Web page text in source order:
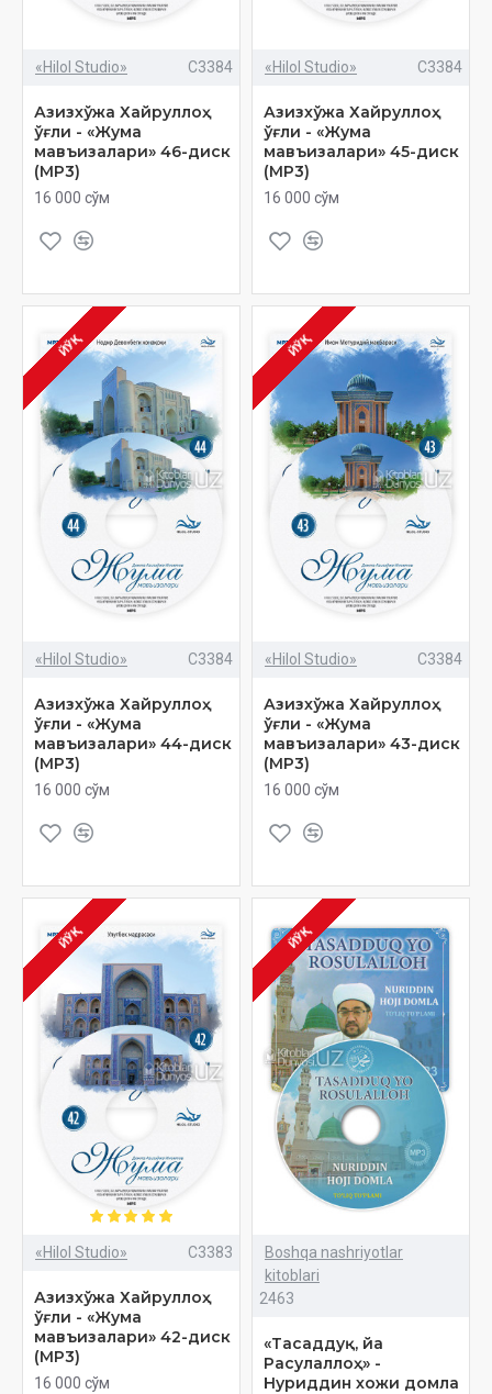
«Hilol Studio» C3384
Азизхўжа Хайруллоҳ
ўғли - «Жума
мавъизалари» 46-диск
(МР3)
16 000 сўм
«Hilol Studio» C3384
Азизхўжа Хайруллоҳ
ўғли - «Жума
мавъизалари» 45-диск
(МР3)
16 000 сўм
ЙЎҚ
«Hilol Studio» C3384
Азизхўжа Хайруллоҳ
ўғли - «Жума
мавъизалари» 44-диск
(МР3)
16 000 сўм
ЙЎҚ
«Hilol Studio» C3384
Азизхўжа Хайруллоҳ
ўғли - «Жума
мавъизалари» 43-диск
(МР3)
16 000 сўм
ЙЎҚ
«Hilol Studio» C3383
Азизхўжа Хайруллоҳ
ўғли - «Жума
мавъизалари» 42-диск
(МР3)
16 000 сўм
ЙЎҚ
Boshqa nashriyotlar
kitoblari
2463
«Тасаддуқ, йа
Расулаллоҳ» -
Нуриддин хожи домла